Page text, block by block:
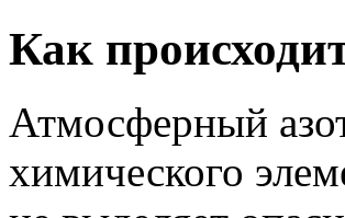
Как
Атмосферный
химического